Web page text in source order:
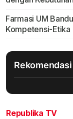
Farmasi UM
Kompetensi-Etika
Rekomendasi
Republika TV